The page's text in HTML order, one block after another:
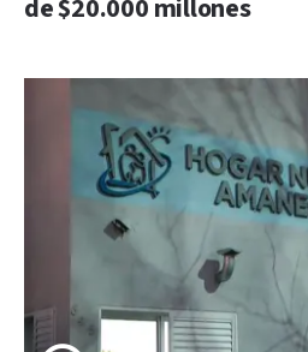
de $20.000 millones